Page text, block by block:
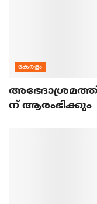
കേരളം
ന് ആരംഭിക്കും